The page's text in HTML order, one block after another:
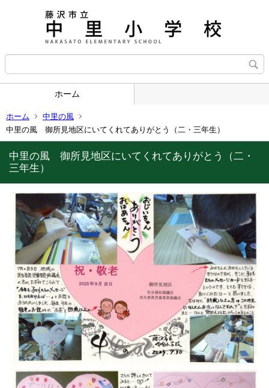
ホーム
ホーム
中里の風
中里の風 御所見地区にいてくれてありがとう（二・三年生）
中里の風 御所見地区にいてくれてありがとう（二・
三年生）